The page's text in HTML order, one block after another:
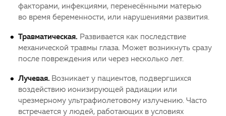
факторами, инфекциями, перенесёнными матерью
во время беременности, или нарушениями развития.
Травматическая. Развивается как последствие
механической травмы глаза. Может возникнуть сразу
после повреждения или через несколько лет.
Лучевая. Возникает у пациентов, подвергшихся
воздействию ионизирующей радиации или
чрезмерному ультрафиолетовому излучению. Часто
встречается у людей, работающих в условиях